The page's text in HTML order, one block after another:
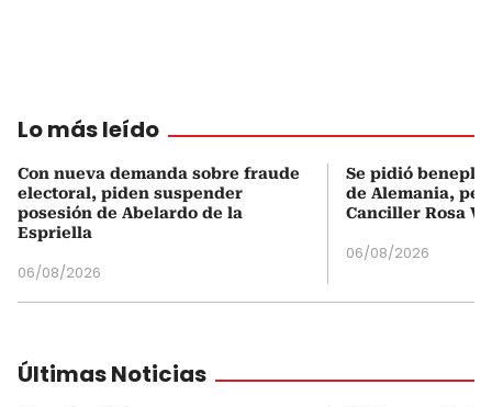
Lo más leído
Con nueva demanda sobre fraude
electoral, piden suspender
posesión de Abelardo de la
Espriella
06/08/2026
Se pidió
de Alemania,
Canciller Rosa
06/08/2026
Últimas Noticias